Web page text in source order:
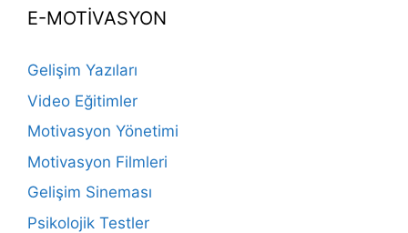
E-MOTİVASYON
Gelişim Yazıları
Video Eğitimler
Motivasyon Yönetimi
Motivasyon Filmleri
Gelişim Sineması
Psikolojik Testler